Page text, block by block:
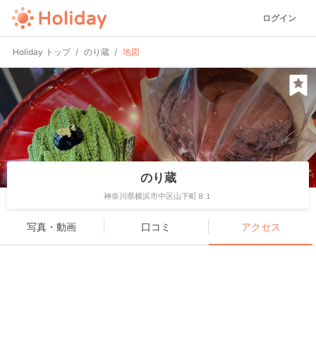
ログイン
Holiday トップ のり蔵 地図
のり蔵
神奈川県横浜市中区山下町８１
写真・動画 口コミ アクセス